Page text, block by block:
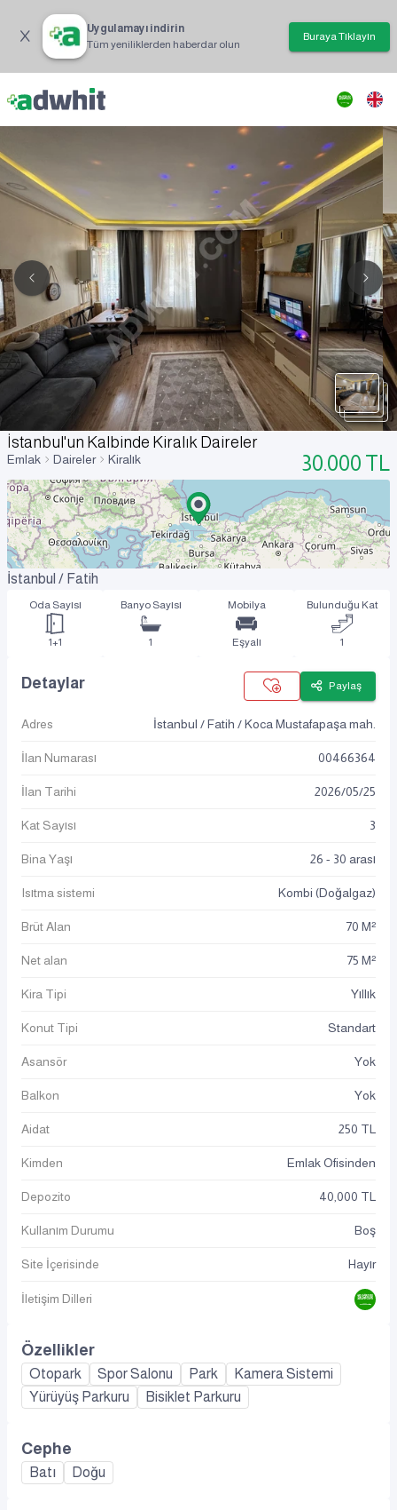
Uygulamayı indirin
Tüm yeniliklerden haberdar olun
Buraya Tıklayın
İstanbul'un Kalbinde Kiralık Daireler
Emlak Daireler Kiralık 30.000 TL
İstanbul / Fatih
Oda Sayısı
1+1
Banyo Sayısı
1
Mobilya
Eşyalı
Bulunduğu Kat
1
Detaylar Paylaş
Adres İstanbul / Fatih / Koca Mustafapaşa mah.
İlan Numarası 00466364
İlan Tarihi 2026/05/25
Kat Sayısı 3
Bina Yaşı 26 - 30 arası
Isıtma sistemi Kombi (Doğalgaz)
Brüt Alan 70 M²
Net alan 75 M²
Kira Tipi Yıllık
Konut Tipi Standart
Asansör Yok
Balkon Yok
Aidat 250 TL
Kimden Emlak Ofisinden
Depozito 40,000 TL
Kullanım Durumu Boş
Site İçerisinde Hayır
İletişim Dilleri
Özellikler
Otopark Spor Salonu Park
Kamera Sistemi
Yürüyüş Parkuru
Bisiklet Parkuru
Cephe
Batı Doğu